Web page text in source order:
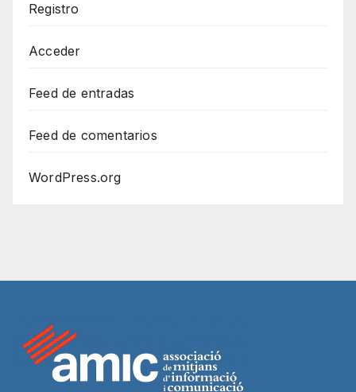
Registro
Acceder
Feed de entradas
Feed de comentarios
WordPress.org